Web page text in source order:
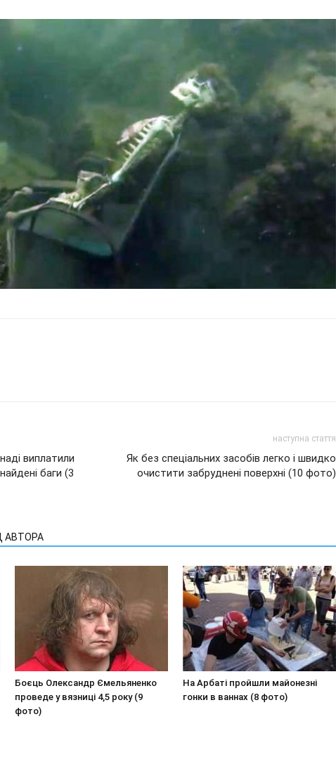
виплатили
баги (3
наступна стаття
Як без спеціальних засобів легко і швидко
очистити забруднені поверхні (10 фото)
АВТОРА
Боєць Олександр Ємельяненко
проведе у вязниці 4,5 року (9
фото)
На Арбаті пройшли майонезні
гонки в ваннах (8 фото)